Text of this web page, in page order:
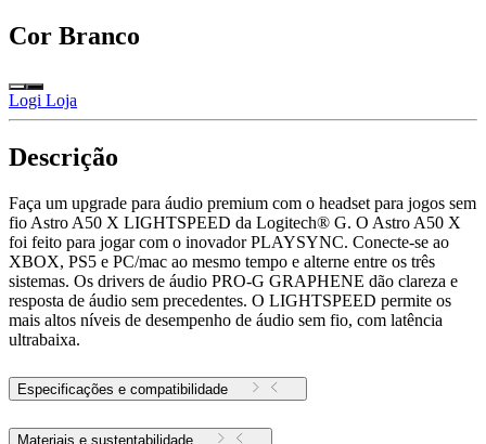
Cor Branco
Logi Loja
Descrição
Faça um upgrade para áudio premium com o headset para jogos sem
fio Astro A50 X LIGHTSPEED da Logitech® G. O Astro A50 X
foi feito para jogar com o inovador PLAYSYNC. Conecte-se ao
XBOX, PS5 e PC/mac ao mesmo tempo e alterne entre os três
sistemas. Os drivers de áudio PRO-G GRAPHENE dão clareza e
resposta de áudio sem precedentes. O LIGHTSPEED permite os
mais altos níveis de desempenho de áudio sem fio, com latência
ultrabaixa.
Especificações e compatibilidade
Materiais e sustentabilidade